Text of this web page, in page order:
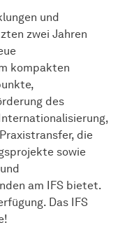
und
zwei Jahren
kompakten
des
die
sowie
am IFS bietet.
Das IFS